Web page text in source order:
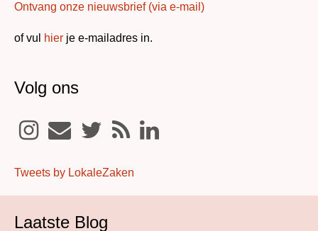
Ontvang onze nieuwsbrief (via e-mail)
of vul hier je e-mailadres in.
Volg ons
Tweets by LokaleZaken
Laatste Blog